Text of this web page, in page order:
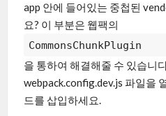
app 안에 들어있는 중첩된
요? 이 부분은 웹팩의
CommonsChunkPlugin
을 통하여 해결해줄 수 있습니
webpack.config.dev.js 파일을
드를 삽입하세요.